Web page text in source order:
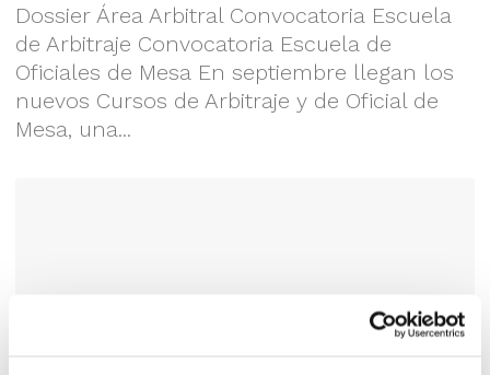
Dossier Área Arbitral Convocatoria Escuela
de Arbitraje Convocatoria Escuela de
Oficiales de Mesa En septiembre llegan los
nuevos Cursos de Arbitraje y de Oficial de
Mesa, una...